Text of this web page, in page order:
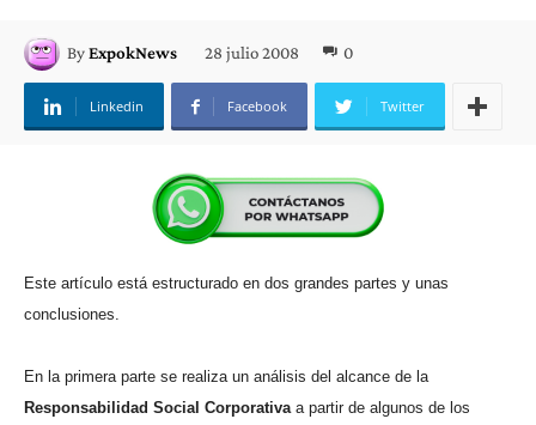
ByExpokNews 28 julio 2008 0
Linkedin Facebook Twitter
Este artículo está estructurado en dos grandes partes y unas
conclusiones.
En la primera parte se realiza un análisis del alcance de la
Responsabilidad Social Corporativaa partir de algunos de los